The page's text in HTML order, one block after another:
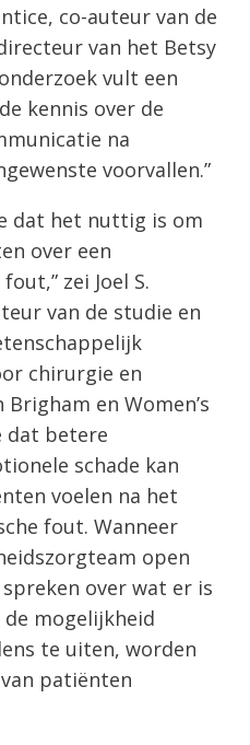
co-auteur van de
van het Betsy
vult een
kennis over de
na
voorvallen.”
dat het nuttig is om
over een
zei Joel S.
van de studie en
chirurgie en
en Women’s
dat betere
schade kan
voelen na het
fout. Wanneer
open
over wat er is
mogelijkheid
te uiten, worden
patiënten